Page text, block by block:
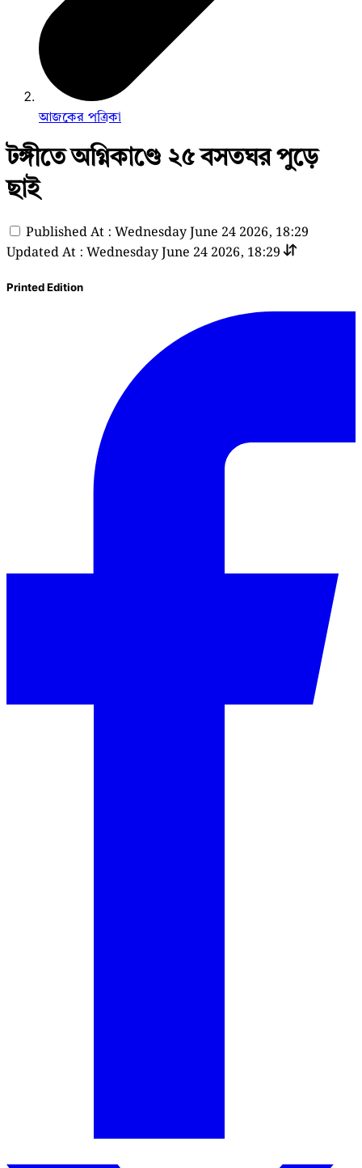
আজকের পত্রিকা
টঙ্গীতে অগ্নিকাণ্ডে ২৫ বসতঘর পুড়ে
ছাই
Published At : Wednesday June 24 2026, 18:29
Updated At : Wednesday June 24 2026, 18:29
Printed Edition